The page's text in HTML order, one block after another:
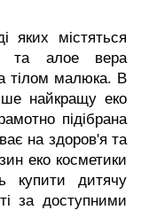
яких містяться
та алое вера
тілом малюка. В
найкращу еко
підібрана
на здоров'я та
еко косметики
купити дитячу
за доступними